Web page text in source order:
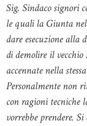
Sig. Sindaco signori
le quali la Giunta
dare esecuzione alla
di demolire il
accennate nella
Personalmente non
con ragioni tecniche
vorrebbe prendere.